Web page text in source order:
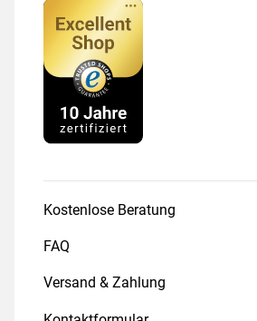
Kostenlose Beratung
FAQ
Versand & Zahlung